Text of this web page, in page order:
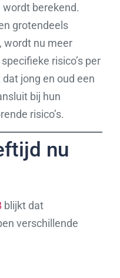
berekend.
grotendeels
wordt nu meer
risico’s per
jong en oud een
bij hun
risico’s.
nu
blijkt dat
verschillende